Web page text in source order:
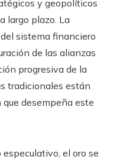
y geopolíticos
largo plazo. La
sistema financiero
de las alianzas
progresiva de la
tradicionales están
desempeña este
el oro se